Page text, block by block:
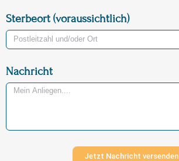
Sterbeort (voraussichtlich)
Nachricht
Jetzt Nachricht versenden